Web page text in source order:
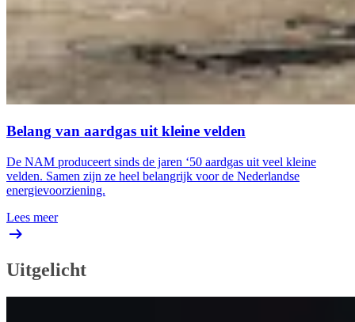
Belang van aardgas uit kleine velden
De NAM produceert sinds de jaren ‘50 aardgas uit veel kleine
velden. Samen zijn ze heel belangrijk voor de Nederlandse
energievoorziening.
Lees meer
Uitgelicht